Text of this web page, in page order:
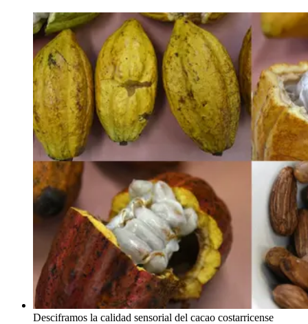
Desciframos la calidad sensorial del cacao costarricense